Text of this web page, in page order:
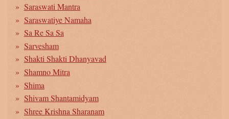
Saraswati Mantra
Saraswatiye Namaha
Sa Re Sa Sa
Sarvesham
Shakti Shakti Dhanyavad
Shamno Mitra
Shima
Shivam Shantamidyam
Shree Krishna Sharanam